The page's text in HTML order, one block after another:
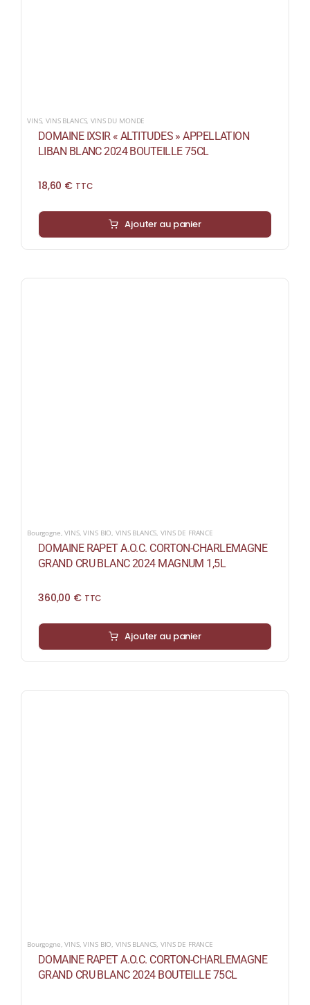
VINS,VINS BLANCS,VINS DU MONDE
DOMAINE IXSIR « ALTITUDES » APPELLATION
LIBAN BLANC 2024 BOUTEILLE 75CL
18,60 € TTC
Ajouter au panier
Bourgogne ,VINS,VINS BIO VINS BLANCS ,VINS DE FRANCE
DOMAINE RAPET A.O.C. CORTON-CHARLEMAGNE
GRAND CRU BLANC 2024 MAGNUM 1,5L
360,00 € TTC
Ajouter au panier
Bourgogne,VINS,VINS BIO, VINS BLANCS,VINS DE FRANCE
DOMAINE RAPET A.O.C. CORTON-CHARLEMAGNE
GRAND CRU BLANC 2024 BOUTEILLE 75CL